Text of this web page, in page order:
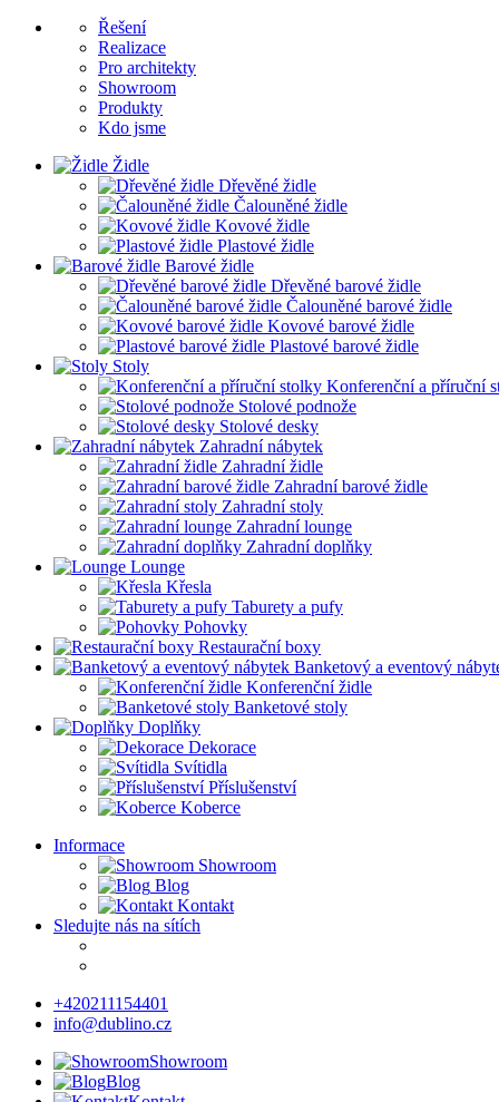
Řešení
Realizace
Pro architekty
Showroom
Produkty
Kdo jsme
Židle
Dřevěné židle
Čalouněné židle
Kovové židle
Plastové židle
Barové židle
Dřevěné barové židle
Čalouněné barové židle
Kovové barové židle
Plastové barové židle
Stoly
Konferenční a příruční
Stolové podnože
Stolové desky
Zahradní nábytek
Zahradní židle
Zahradní barové židle
Zahradní stoly
Zahradní lounge
Zahradní doplňky
Lounge
Křesla
Taburety a pufy
Pohovky
Restaurační boxy
Banketový a eventový
Konferenční židle
Banketové stoly
Doplňky
Dekorace
Svítidla
Příslušenství
Koberce
Informace
Showroom
Blog
Kontakt
Sledujte nás na sítích
+420211154401
info@dublino.cz
Showroom
Blog